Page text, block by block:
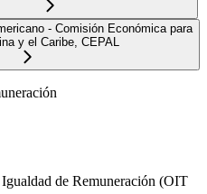
- Comisión Económica para
y el Caribe, CEPAL
de Remuneración (OIT